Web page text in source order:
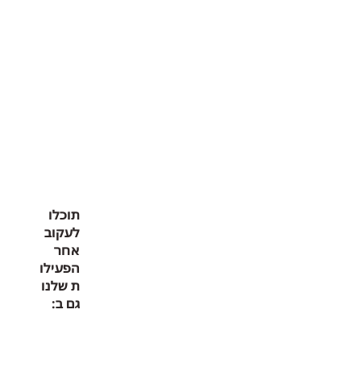
תוכלו
לעקוב
אחר
הפעילו
ת שלנו
גם ב: